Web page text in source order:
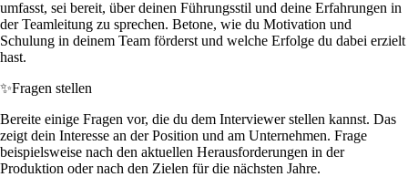
umfasst, sei bereit, über deinen Führungsstil und deine Erfahrungen in
der Teamleitung zu sprechen. Betone, wie du Motivation und
Schulung in deinem Team förderst und welche Erfolge du dabei erzielt
hast.
✨Fragen stellen
Bereite einige Fragen vor, die du dem Interviewer stellen kannst. Das
zeigt dein Interesse an der Position und am Unternehmen. Frage
beispielsweise nach den aktuellen Herausforderungen in der
Produktion oder nach den Zielen für die nächsten Jahre.